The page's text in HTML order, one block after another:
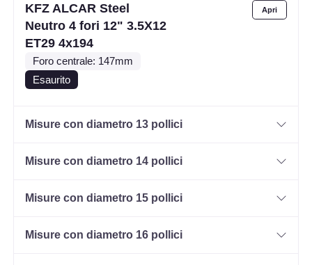
KFZ ALCAR Steel
Neutro 4 fori 12" 3.5X12
ET29 4x194
Foro centrale: 147mm
Esaurito
Misure con diametro 13 pollici
Misure con diametro 14 pollici
Misure con diametro 15 pollici
Misure con diametro 16 pollici